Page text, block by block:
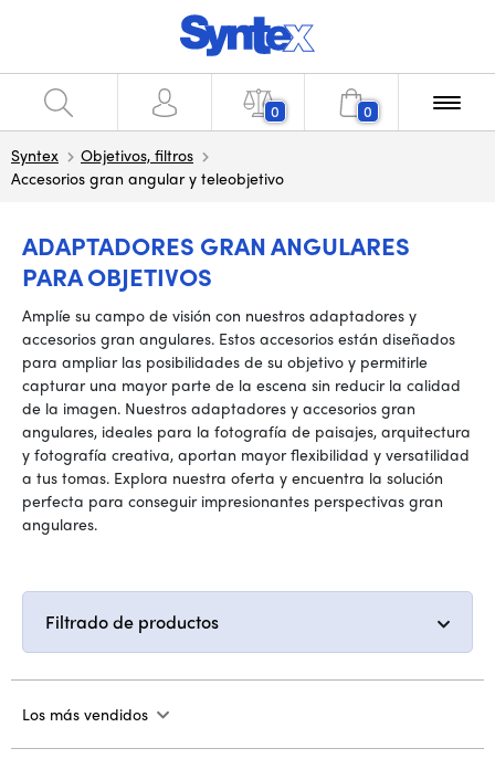
0 0
Syntex
Objetivos, filtros
Accesorios gran angular y teleobjetivo
ADAPTADORES GRAN ANGULARES
PARA OBJETIVOS
Amplíe su campo de visión con nuestros adaptadores y
accesorios gran angulares. Estos accesorios están diseñados
para ampliar las posibilidades de su objetivo y permitirle
capturar una mayor parte de la escena sin reducir la calidad
de la imagen. Nuestros adaptadores y accesorios gran
angulares, ideales para la fotografía de paisajes, arquitectura
y fotografía creativa, aportan mayor flexibilidad y versatilidad
a tus tomas. Explora nuestra oferta y encuentra la solución
perfecta para conseguir impresionantes perspectivas gran
angulares.
Filtrado de productos
Los más vendidos